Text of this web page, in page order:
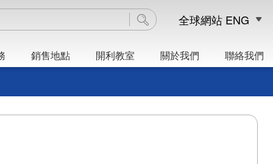
銷售地點 開利教室 關於我們 聯絡我們
全球網站 ENG